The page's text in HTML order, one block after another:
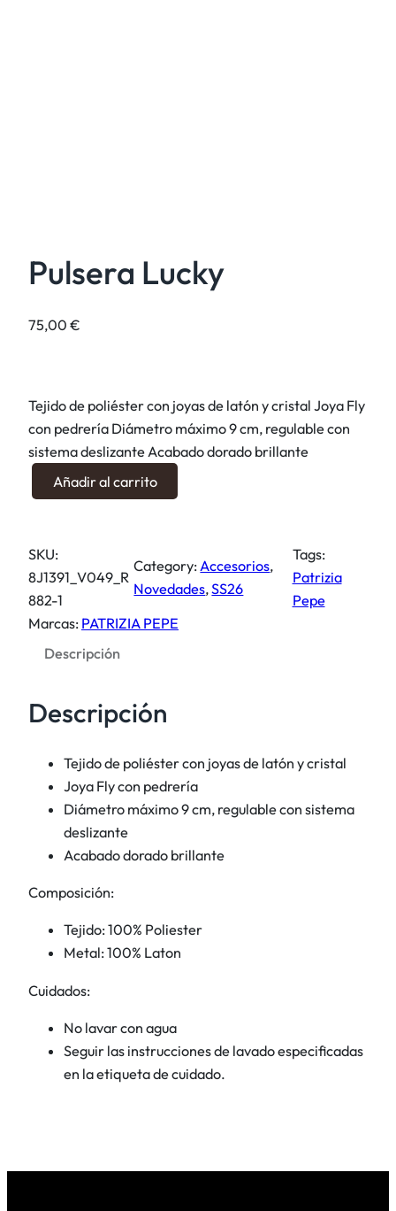
Pulsera Lucky
75,00 €
Tejido de poliéster con joyas de latón y cristal Joya Fly
con pedrería Diámetro máximo 9 cm, regulable con
sistema deslizante Acabado dorado brillante
u
e
r
a
L
k
y
a
Añadir al carrito
SKU:
8J1391_V049_R
882-1
Category:Accesorios
Novedades, SS26
Tags:
Patrizia
Pepe
Marcas: PATRIZIA PEPE
Descripción
Descripción
Tejido de poliéster con joyas de latón y cristal
Joya Fly con pedrería
Diámetro máximo 9 cm, regulable con sistema
deslizante
Acabado dorado brillante
Composición:
Tejido: 100% Poliester
Metal: 100% Laton
Cuidados:
No lavar con agua
Seguir las instrucciones de lavado especificadas
en la etiqueta de cuidado.